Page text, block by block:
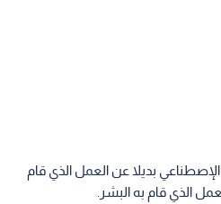
بديلا عن العمل الذي قام
الذي قام به البشر.